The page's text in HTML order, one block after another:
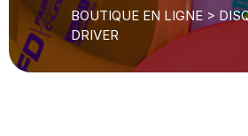
BOUTIQUE EN LIGNE >
DRIVER